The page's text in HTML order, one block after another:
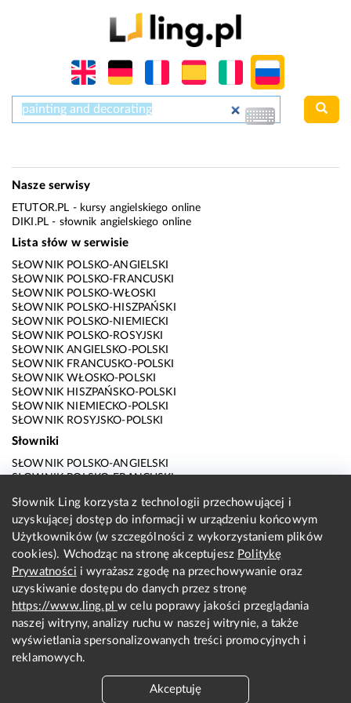
Nasze serwisy
ETUTOR.PL - kursy angielskiego online
DIKI.PL - słownik angielskiego online
Lista słów w serwisie
SŁOWNIK POLSKO-ANGIELSKI
SŁOWNIK POLSKO-FRANCUSKI
SŁOWNIK POLSKO-WŁOSKI
SŁOWNIK POLSKO-HISZPAŃSKI
SŁOWNIK POLSKO-NIEMIECKI
SŁOWNIK POLSKO-ROSYJSKI
SŁOWNIK ANGIELSKO-POLSKI
SŁOWNIK FRANCUSKO-POLSKI
SŁOWNIK WŁOSKO-POLSKI
SŁOWNIK HISZPAŃSKO-POLSKI
SŁOWNIK NIEMIECKO-POLSKI
SŁOWNIK ROSYJSKO-POLSKI
Słowniki
SŁOWNIK POLSKO-ANGIELSKI
SŁOWNIK POLSKO-FRANCUSKI
SŁOWNIK POLSKO-HISZPAŃSKI
SŁOWNIK POLSKO-NIEMIECKI
SŁOWNIK POLSKO-ROSYJSKI
SŁOWNIK ANGIELSKO-POLSKI
SŁOWNIK FRANCUSKO-POLSKI
SŁOWNIK WŁOSKO-POLSKI
SŁOWNIK HISZPAŃSKO-POLSKI
SŁOWNIK NIEMIECKO-POLSKI
SŁOWNIK ROSYJSKO-POLSKI
O nas
KONTAKT Z REDAKCJĄ
Słownik Ling korzysta z technologii przechowującej i
uzyskującej dostęp do informacji w urządzeniu końcowym
Użytkowników (w szczególności z wykorzystaniem plików
cookies). Wchodząc na stronę akceptujesz Politykę
Prywatności i wyrażasz zgodę na przechowywanie oraz
uzyskiwanie dostępu do danych przez stronę
https://www.ling.plw celu poprawy jakości przeglądania
naszej witryny, analizy ruchu w naszej witrynie, a także
wyświetlania spersonalizowanych treści promocyjnych i
reklamowych.
Akceptuję